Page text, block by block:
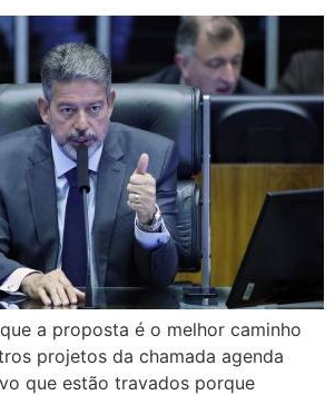
a proposta é o melhor caminho
projetos da chamada agenda
que estão travados porque